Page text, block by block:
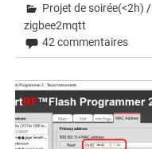
Projet de soirée(<2h) /
zigbee2mqtt
42 commentaires